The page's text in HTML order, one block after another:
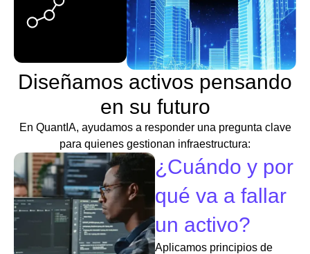
Diseñamos activos pensando
en su futuro
En QuantIA, ayudamos a responder una pregunta clave
para quienes gestionan infraestructura:
¿Cuándo y por
qué va a fallar
un activo?
Aplicamos principios de